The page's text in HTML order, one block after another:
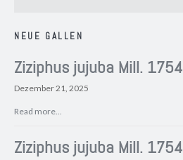
NEUE GALLEN
Ziziphus jujuba Mill. 1754
Dezember 21, 2025
Read more...
Ziziphus jujuba Mill. 1754